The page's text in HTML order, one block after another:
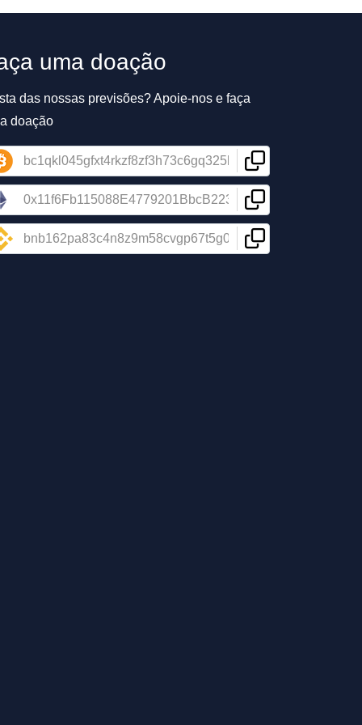
uma doação
das nossas previsões? Apoie-nos e faça
doação